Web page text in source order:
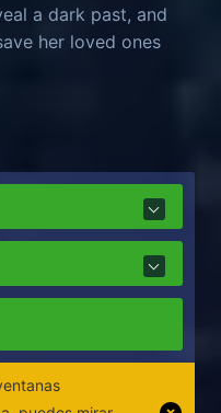
a dark past, and
her loved ones